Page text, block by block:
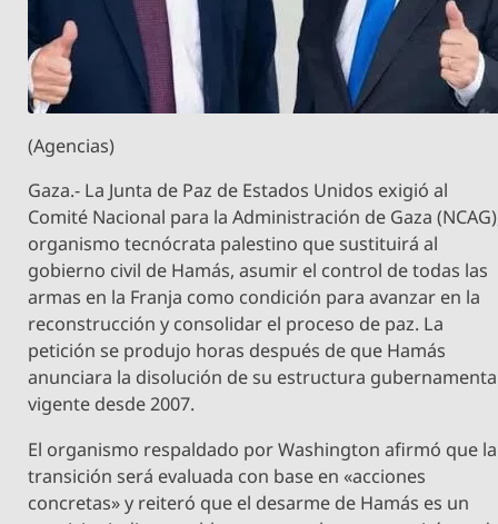
(Agencias)
Gaza.- La Junta de Paz de Estados Unidos exigió al
Comité Nacional para la Administración de Gaza
organismo tecnócrata palestino que sustituirá al
gobierno civil de Hamás, asumir el control de todas las
armas en la Franja como condición para avanzar en la
reconstrucción y consolidar el proceso de paz. La
petición se produjo horas después de que Hamás
anunciara la disolución de su estructura
vigente desde 2007.
El organismo respaldado por Washington afirmó que la
transición será evaluada con base en «acciones
concretas» y reiteró que el desarme de Hamás es un